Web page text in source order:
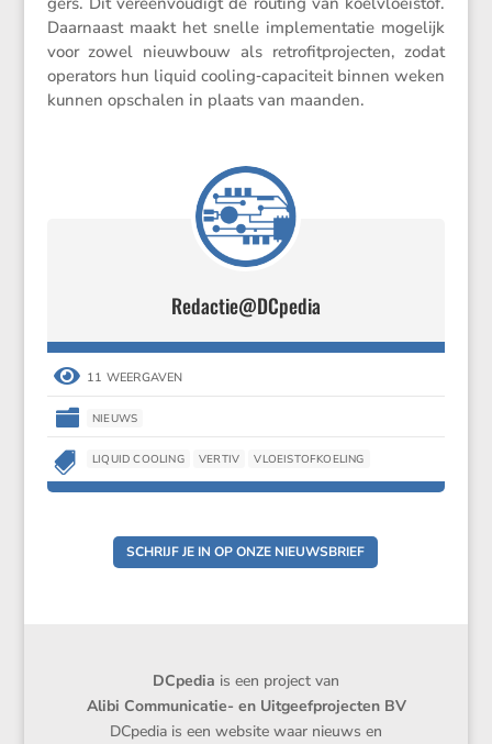
Daarnaast maakt het snelle imple­men­tatie mogelijk
voor zowel nieuw­bouw als retro­fit­pro­jecten, zodat
opera­tors hun liquid cooling‑capaciteit binnen weken
kunnen opschalen in plaats van maanden.
Redactie@DCpedia
 11 WEERGAVEN
 NIEUWS
 LIQUID COOLING VERTIV VLOEISTOFKOELING
SCHRIJF JE IN OP ONZE NIEUWSBRIEF
DCpedia is een project van
Alibi Communicatie- en Uitgeefprojecten BV
DCpedia is een website waar nieuws en